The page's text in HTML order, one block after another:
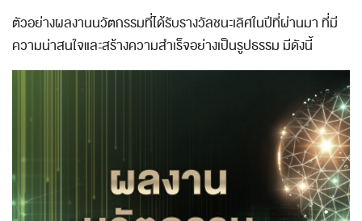
ตัวอย่างผลงานนวัตกรรมที่ได้รับรางวัลชนะเลิศในปีที่ผ่านมา ที่มี
ความน่าสนใจและสร้างความสำเร็จอย่างเป็นรูปธรรม มีดังนี้